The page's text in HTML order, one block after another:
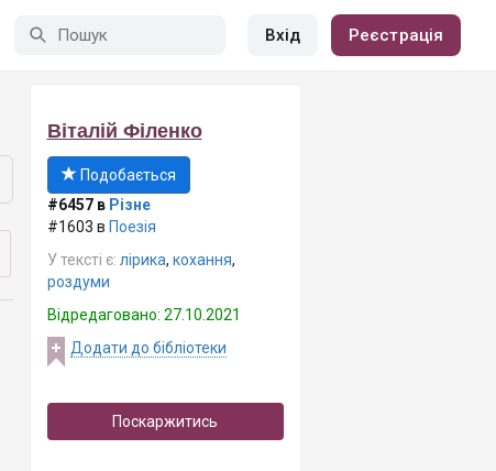
Вхід Реєстрація
Віталій Філенко
Подобається
#6457 в Різне
#1603 в Поезія
У тексті є: лірика, кохання,
роздуми
Відредаговано: 27.10.2021
Додати до бібліотеки
Поскаржитись